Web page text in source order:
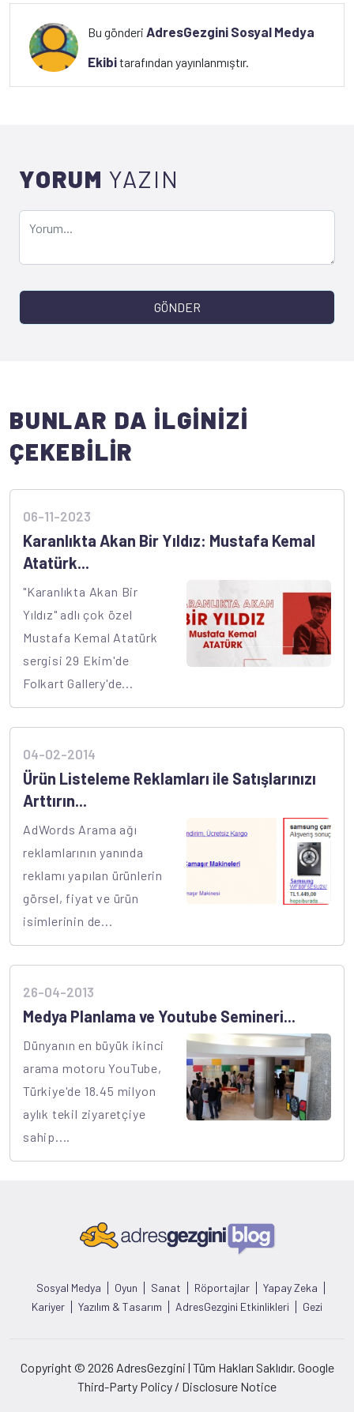
Bu gönderiAdresGezgini Sosyal Medya
Ekibitarafından yayınlanmıştır.
YORUM YAZIN
GÖNDER
BUNLAR DA İLGİNİZİ
ÇEKEBİLİR
06-11-2023
Karanlıkta Akan Bir Yıldız: Mustafa Kemal
Atatürk...
"Karanlıkta Akan Bir
Yıldız" adlı çok özel
Mustafa Kemal Atatürk
sergisi 29 Ekim'de
Folkart Gallery'de...
04-02-2014
Ürün Listeleme Reklamları ile Satışlarınızı
Arttırın...
AdWords Arama ağı
reklamlarının yanında
reklamı yapılan ürünlerin
görsel, fiyat ve ürün
isimlerinin de...
26-04-2013
Medya Planlama ve Youtube Semineri...
Dünyanın en büyük ikinci
arama motoru YouTube,
Türkiye'de 18.45 milyon
aylık tekil ziyaretçiye
sahip....
Sosyal Medya Oyun Sanat Röportajlar
Yapay Zeka
Kariyer
Yazılım & Tasarım AdresGezgini Etkinlikleri Gezi
Copyright © 2026 AdresGezgini | Tüm Hakları Saklıdır. Google
Third-Party Policy / Disclosure Notice